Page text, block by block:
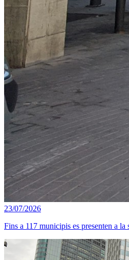
23/07/2026
Fins a 117 municipis es presenten a